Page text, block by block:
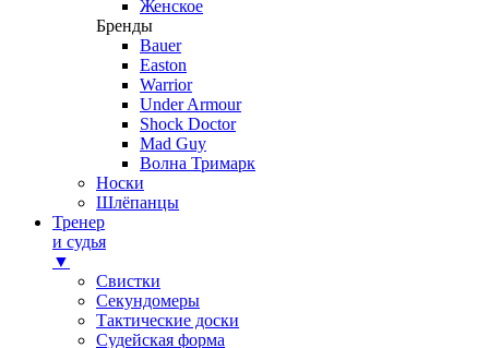
Женское
Бренды
Bauer
Easton
Warrior
Under Armour
Shock Doctor
Mad Guy
Волна Тримарк
Носки
Шлёпанцы
Тренер
и судья
▼
Свистки
Секундомеры
Тактические доски
Судейская форма